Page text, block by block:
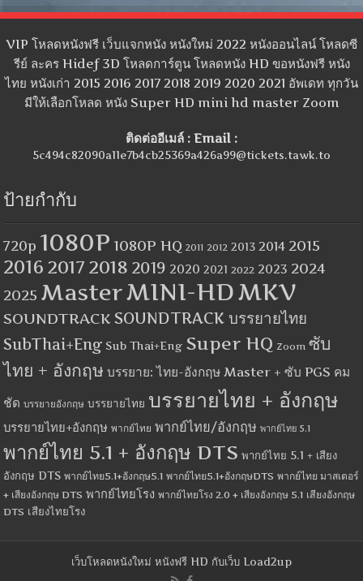
VIP โหลดหนังฟรี เว็บแจกหนัง หนังใหม่ 2022 หนังออนไลน์ โหลดซี
รีย์ ละคร Hidef 3D โหลดการ์ตูน โหลดหนัง HD ขอหนังฟรี หนัง
ไทย หนังเก่า 2015 2016 2017 2018 2019 2020 2021 อัพเดท ทุกวัน
มีให้เลือกโหลด หนัง Super HD mini hd master Zoom
ติดต่ออีเมล์ : Email :
5c494c82090a11e7b4cb25369a426a99@tickets.tawk.to
ป้ายกำกับ
720p 1080P 1080P HQ 2011 2012 2013 2014 2015
2016 2017 2018 2019 2020 2021 2022 2023 2024
2025 MasterMINI-HDMKV
SOUNDTRACK SOUNDTRACK บรรยายไทย
SubThai+Eng Sub Thai+Eng Super HQ Zoom ซับ
ไทย + อังกฤษ บรรยาย: ไทย-อังกฤษ Master + ซับ PGS คม
ชัด บรรยายอังกฤษ บรรยายไทย บรรยายไทย + อังกฤษ
บรรยายไทย+อังกฤษ พากย์ไทย พากย์ไทย/อังกฤษ พากย์ไทย 5.1
พากย์ไทย 5.1 + อังกฤษ DTS พากย์ไทย 5.1 + เสียง
อังกฤษ DTS พากย์ไทย5.1+อังกฤษ5.1 พากย์ไทย5.1+อังกฤษDTS พากย์ไทย มาสเตอร์
+ เสียงอังกฤษ DTS พากย์ไทยโรง พากย์ไทยโรง 2.0 + เสียงอังกฤษ 5.1 เสียงอังกฤษ
DTS เสียงไทยโรง
เว็บโหลดหนังใหม่ หนังฟรี HD กับเว็บ Load2up